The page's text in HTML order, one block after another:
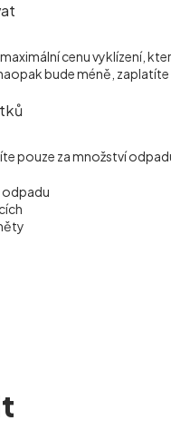
cenu vyklízení,
bude méně,
pouze za množství
odpadu